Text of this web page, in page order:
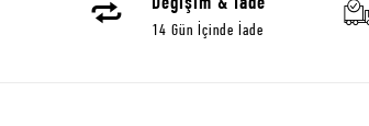
14 Gün İçinde İade